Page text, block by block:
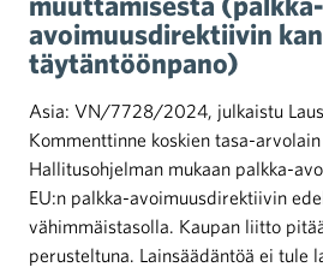
avoimuusdirektiivin
täytäntöönpano)
Asia: VN/7728/2024, julkaistu
Kommenttinne koskien tasa-
Hallitusohjelman mukaan palkka-
EU:n palkka-avoimuusdirektiivin
vähimmäistasolla. Kaupan liitto
perusteltuna. Lainsäädäntöä ei tule